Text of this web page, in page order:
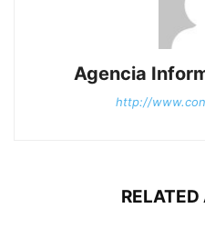
Agencia
http://